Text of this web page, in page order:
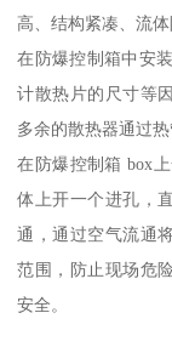
高、结构紧凑、流体
在防爆控制箱中安
计散热片的尺寸等
多余的散热器通过
在防爆控制箱 box
体上开一个进孔，
通，通过空气流通
范围，防止现场危
安全。